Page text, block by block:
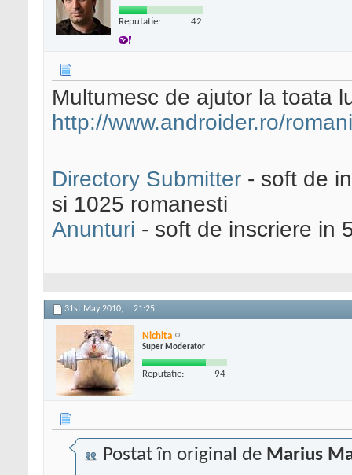
Reputatie: 42
Multumesc de ajutor la toata
http://www.androider.ro/
Directory Submitter - soft de
si 1025 romanesti
Anunturi - soft de inscriere in
31st May 2010, 21:25
Nichita
Super Moderator
Reputatie: 94
Postat în original de Marius